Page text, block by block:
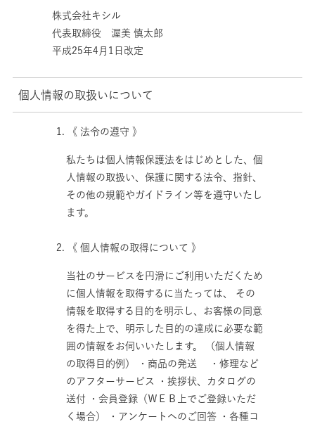
株式会社キシル
代表取締役 渥美 慎太郎
平成25年4月1日改定
個人情報の取扱いについて
1. 《 法令の遵守 》
私たちは個人情報保護法をはじめとした、個
人情報の取扱い、保護に関する法令、指針、
その他の規範やガイドライン等を遵守いたし
ます。
2. 《 個人情報の取得について 》
当社のサービスを円滑にご利用いただくため
に個人情報を取得するに当たっては、 その
情報を取得する目的を明示し、お客様の同意
を得た上で、明示した目的の達成に必要な範
囲の情報をお伺いいたします。 （個人情報
の取得目的例） ・商品の発送 ・修理など
のアフターサービス ・挨拶状、カタログの
送付 ・会員登録（ＷＥＢ上でご登録いただ
く場合） ・アンケートへのご回答 ・各種コ